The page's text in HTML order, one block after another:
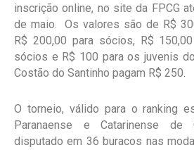
inscrição online, no site da FPCG
de maio. Os valores são de R$
R$ 200,00 para sócios, R$
sócios e R$ 100 para os juvenis
Costão do Santinho pagam R$ 250.
O torneio, válido para o ranking
Paranaense e Catarinense de
disputado em 36 buracos nas